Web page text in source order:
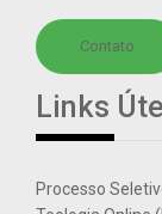
Contato
Links
Processo